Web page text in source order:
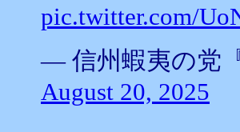
pic.twitter.com/
— 信州蝦夷の党
August 20, 2025